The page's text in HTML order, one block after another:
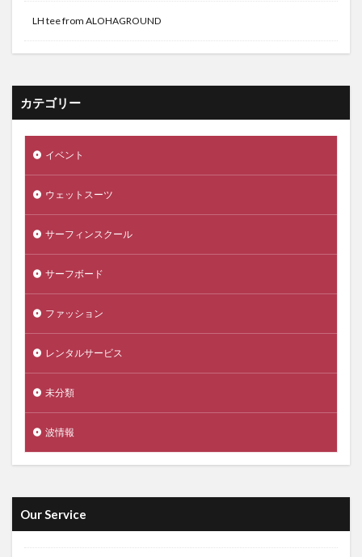
LH tee from ALOHAGROUND
カテゴリー
イベント
ウェットスーツ
サーフィンスクール
サーフボード
ファッション
レンタルサービス
未分類
波情報
Our Service